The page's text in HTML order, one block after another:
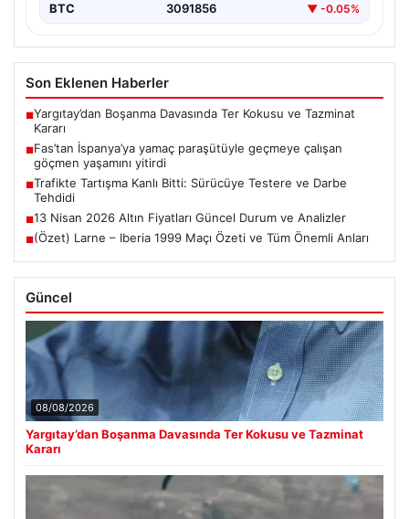
BTC 3091856 ▼ -0.05%
Son Eklenen Haberler
■Yargıtay’dan Boşanma Davasında Ter Kokusu ve Tazminat
Kararı
■Fas’tan İspanya’ya yamaç paraşütüyle geçmeye çalışan
göçmen yaşamını yitirdi
■Trafikte Tartışma Kanlı Bitti: Sürücüye Testere ve Darbe
Tehdidi
■13 Nisan 2026 Altın Fiyatları Güncel Durum ve Analizler
■(Özet) Larne – Iberia 1999 Maçı Özeti ve Tüm Önemli Anları
Güncel
08/08/2026
Yargıtay’dan Boşanma Davasında Ter Kokusu ve Tazminat
Kararı